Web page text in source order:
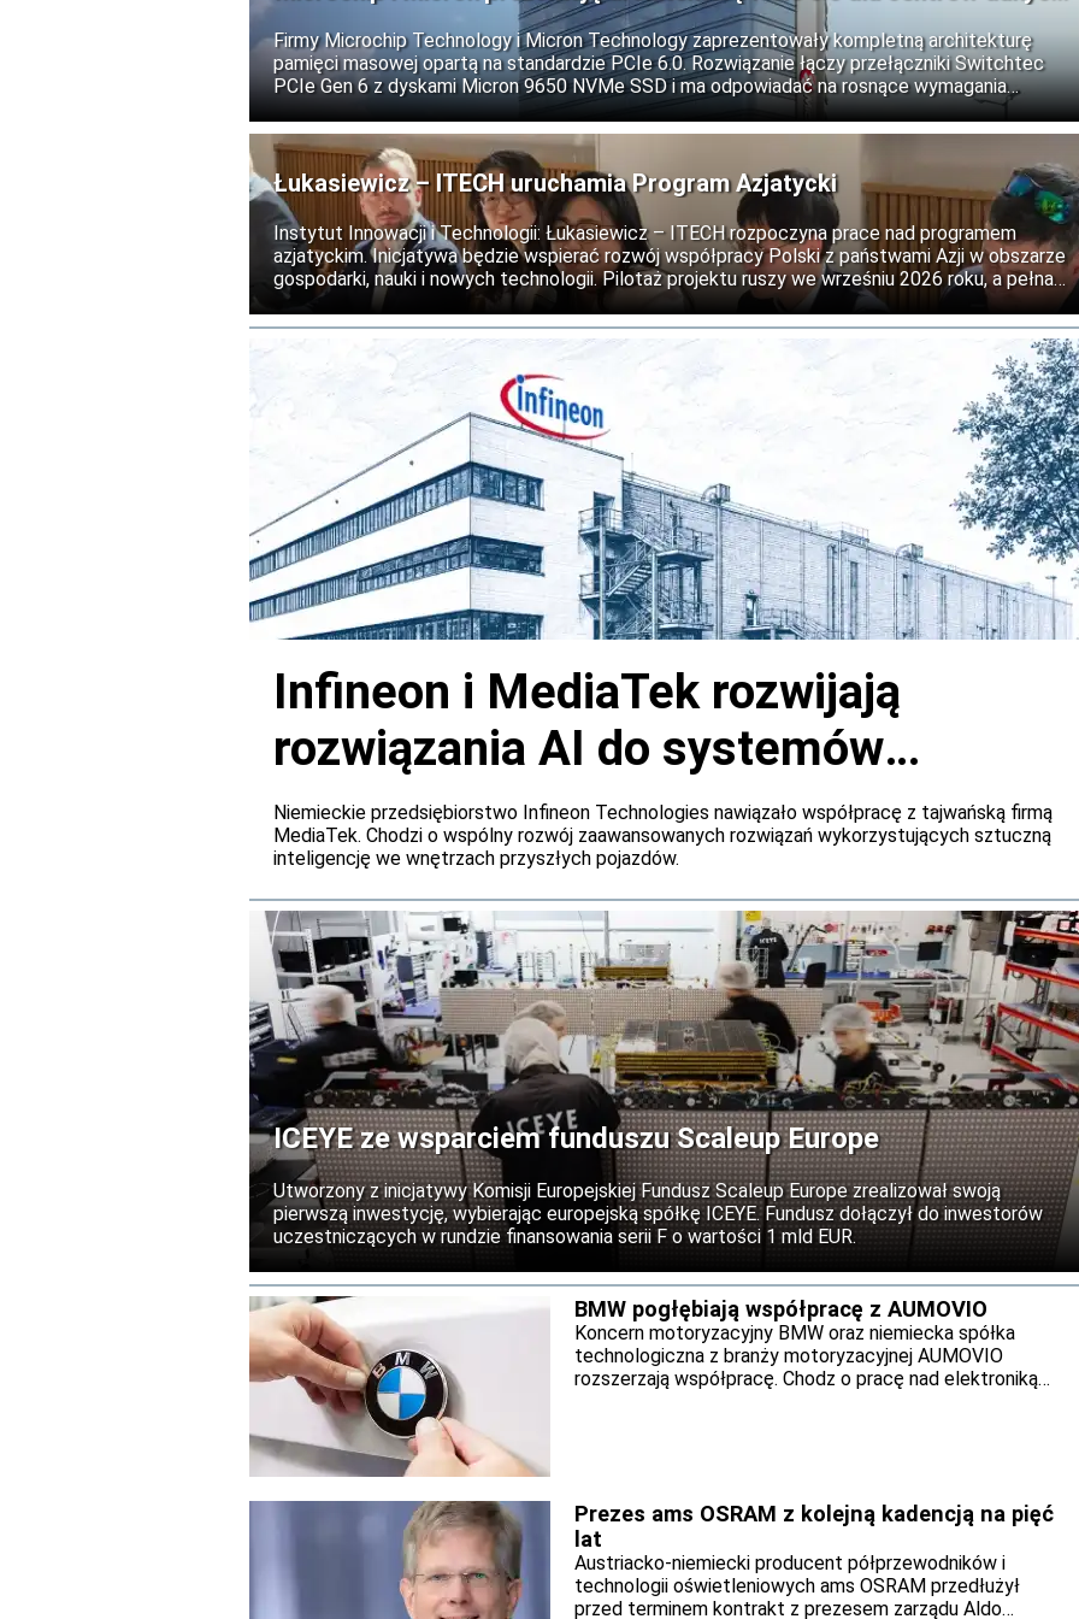
Firmy Microchip Technology i Micron Technology zaprezentowały kompletną architekturę
pamięci masowej opartą na standardzie PCIe 6.0. Rozwiązanie łączy przełączniki Switchtec
PCIe Gen 6 z dyskami Micron 9650 NVMe SSD i ma odpowiadać na rosnące wymagania
centrów danych obsługujących sztuczną inteligencję, obliczenia wysokiej wydajności oraz
usługi chmurowe.
Łukasiewicz – ITECH uruchamia Program Azjatycki
Instytut Innowacji i Technologii: Łukasiewicz – ITECH rozpoczyna prace nad programem
azjatyckim. Inicjatywa będzie wspierać rozwój współpracy Polski z państwami Azji w obszarze
gospodarki, nauki i nowych technologii. Pilotaż projektu ruszy we wrześniu 2026 roku, a pełna
realizacja programu planowana jest na 2027 rok.
Infineon i MediaTek rozwijają
rozwiązania AI do systemów
pokładowych samochodów
Niemieckie przedsiębiorstwo Infineon Technologies nawiązało współpracę z tajwańską firmą
MediaTek. Chodzi o wspólny rozwój zaawansowanych rozwiązań wykorzystujących sztuczną
inteligencję we wnętrzach przyszłych pojazdów.
ICEYE ze wsparciem funduszu Scaleup Europe
Utworzony z inicjatywy Komisji Europejskiej Fundusz Scaleup Europe zrealizował swoją
pierwszą inwestycję, wybierając europejską spółkę ICEYE. Fundusz dołączył do inwestorów
uczestniczących w rundzie finansowania serii F o wartości 1 mld EUR.
BMW pogłębiają współpracę z AUMOVIO
Koncern motoryzacyjny BMW oraz niemiecka spółka
technologiczna z branży motoryzacyjnej AUMOVIO
rozszerzają współpracę. Chodz o pracę nad elektroniką
Prezes ams OSRAM z kolejną kadencją na pięć
lat
Austriacko-niemiecki producent półprzewodników i
technologii oświetleniowych ams OSRAM przedłużył
przed terminem kontrakt z prezesem zarządu Aldo